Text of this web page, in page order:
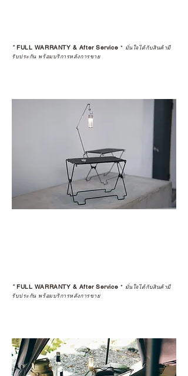
*FULL WARRANTY & After Service * มั่นใจได้กับสินค้ามี
รับประกัน พร้อมบริการหลังการขาย
*FULL WARRANTY & After Service * มั่นใจได้กับสินค้ามี
รับประกัน พร้อมบริการหลังการขาย